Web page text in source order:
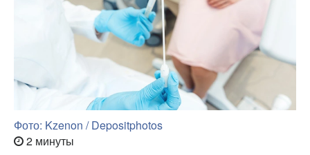
Фото: Kzenon / Depositphotos
2 минуты